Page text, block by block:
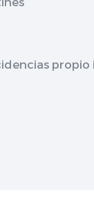
propio